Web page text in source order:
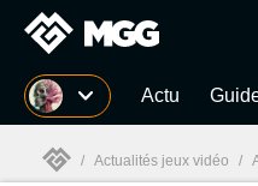
MGG Actu
/ Actualités jeux vidéo /